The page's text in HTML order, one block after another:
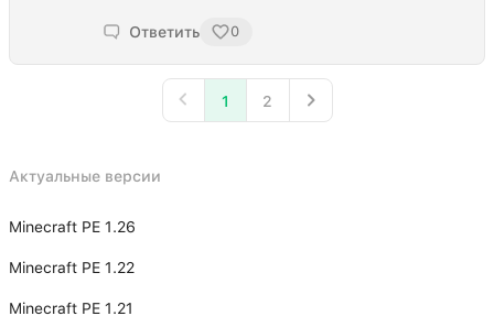
Ответить 0
1 2
Актуальные версии
Minecraft PE 1.26
Minecraft PE 1.22
Minecraft PE 1.21